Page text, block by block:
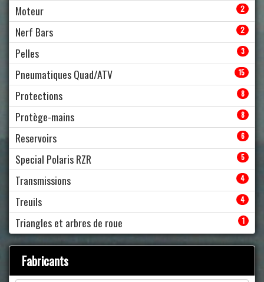
Moteur 2
Nerf Bars 2
Pelles 3
Pneumatiques Quad/ATV 15
Protections 8
Protège-mains 8
Reservoirs 6
Special Polaris RZR 5
Transmissions 4
Treuils 4
Triangles et arbres de roue 1
Fabricants